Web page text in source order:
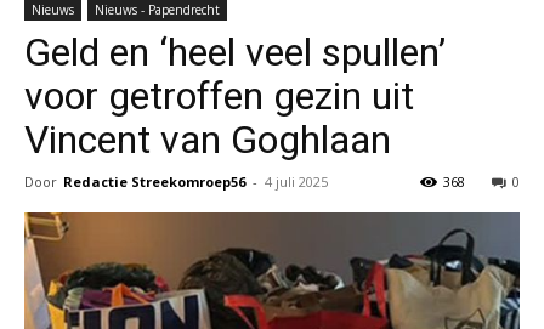
Nieuws Nieuws - Papendrecht
Geld en ‘heel veel spullen’
voor getroffen gezin uit
Vincent van Goghlaan
Door Redactie Streekomroep56 - 4 juli 2025 0
368